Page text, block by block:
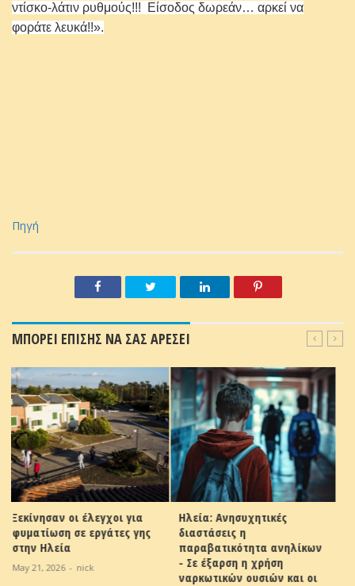
ντίσκο-λάτιν ρυθμούς!!! Είσοδος δωρεάν… αρκεί να
φοράτε λευκά!!».
Πηγή
ΜΠΟΡΕΙ ΕΠΙΣΗΣ ΝΑ ΣΑΣ ΑΡΕΣΕΙ
Ηλεία: Ανησυχητικές
διαστάσεις η
παραβατικότητα ανηλίκων
- Σε έξαρση η χρήση
ναρκωτικών ουσιών και οι
Ομοσπονδία Αγροτικών
Συλλόγων Ηλείας
May 10, 2026 - nick